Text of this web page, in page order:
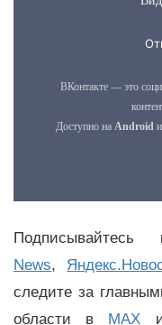
News,
следите за
области в MAX